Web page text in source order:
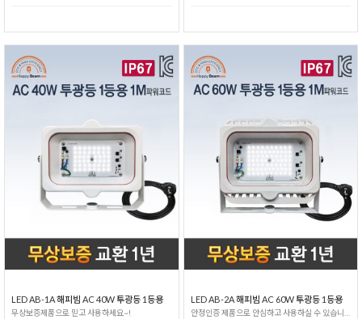
LED AB-1A 해피빔 AC 40W 투광등 1등용
무상보증제품으로 믿고 사용하세요~!
LED AB-2A 해피빔 AC 60W 투광등 1등용